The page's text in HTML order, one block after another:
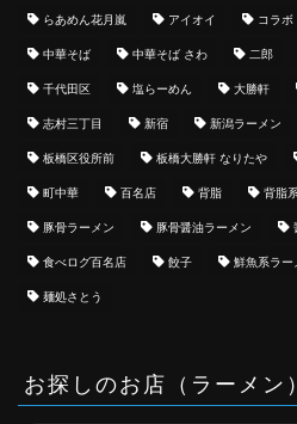
らあめん花月嵐 アイオイ コラボ
中華そば 中華そば さわ 二郎
千代田区 塩らーめん 大勝軒
志村三丁目 新宿 新潟ラーメン
板橋区役所前 板橋大勝軒 なりたや
町中華 百名店 背脂 背脂
豚骨ラーメン 豚骨醤油ラーメン
食べログ百名店 餃子 鮮魚系ラー
麺処さとう
お探しのお店（ラーメン